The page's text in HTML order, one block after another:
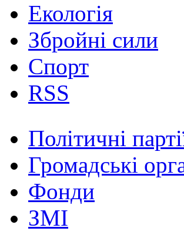
Екологія
Збройні сили
Спорт
RSS
Політичні
Громадські
Фонди
ЗМІ